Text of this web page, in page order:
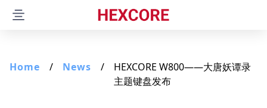
Latest release
Home / News /
HEXCORE W800——大唐妖谭录
主题键盘发布